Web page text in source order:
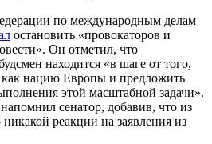
по международным делам
остановить «провокаторов и
Он отметил, что
находится «в шаге от того,
как нацию Европы и предложить
этой масштабной задачи».
сенатор, добавив, что из
реакции на заявления из